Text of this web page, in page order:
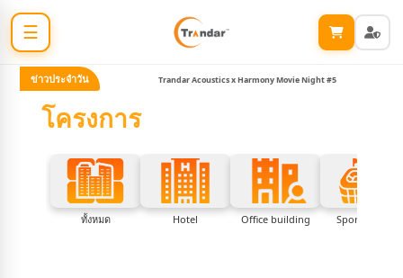
☰
ข่าวประจำวัน
Dinner #2 Trandar Acoustics x Harmony Movie Night #5
โครงการ
ทั้งหมด Hotel Office building Sport center